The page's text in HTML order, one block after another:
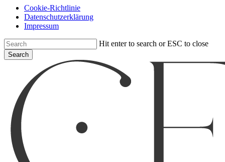
Cookie-Richtlinie
Datenschutzerklärung
Impressum
Skip
to
main
Hit enter to search or ESC to close
Search